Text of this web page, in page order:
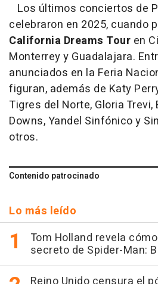
Los últimos conciertos de
celebraron en 2025, cuando
California Dreams Tour en
Monterrey y Guadalajara.
anunciados en la Feria
figuran, además de Katy
Tigres del Norte, Gloria Trevi,
Downs, Yandel Sinfónico y
otros.
Contenido patrocinado
Lo más leído
Tom Holland revela
secreto de Spider-Man: